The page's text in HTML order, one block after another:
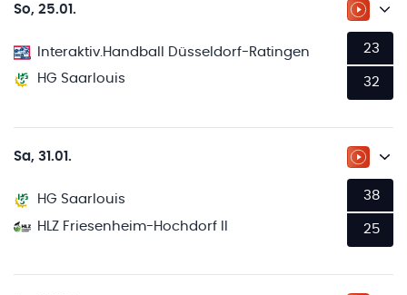
So, 25.01. ZUM
Interaktiv.Handball Düsseldorf-Ratingen
HG Saarlouis
23
32
Sa, 31.01. ZUM
HG Saarlouis
HLZ Friesenheim-Hochdorf II
38
25